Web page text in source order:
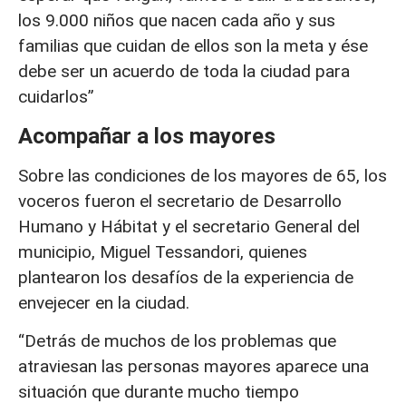
los 9.000 niños que nacen cada año y sus
familias que cuidan de ellos son la meta y ése
debe ser un acuerdo de toda la ciudad para
cuidarlos”
Acompañar a los mayores
Sobre las condiciones de los mayores de 65, los
voceros fueron el secretario de Desarrollo
Humano y Hábitat y el secretario General del
municipio, Miguel Tessandori, quienes
plantearon los desafíos de la experiencia de
envejecer en la ciudad.
“Detrás de muchos de los problemas que
atraviesan las personas mayores aparece una
situación que durante mucho tiempo